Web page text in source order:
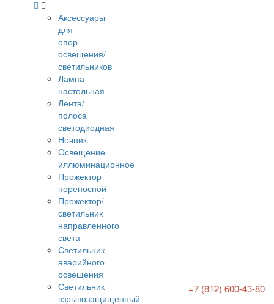
Аксессуары
для
опор
освещения/
светильников
Лампа
настольная
Лента/
полоса
светодиодная
Ночник
Освещение
иллюминационное
Прожектор
переносной
Прожектор/
светильник
направленного
света
Светильник
аварийного
освещения
Светильник
взрывозащищенный
+7 (812) 600-43-80